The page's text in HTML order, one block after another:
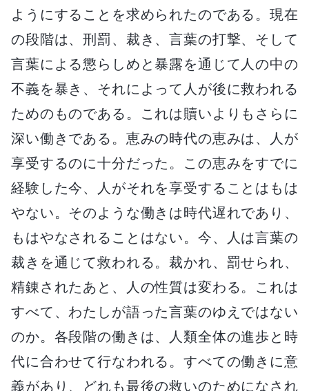
ようにすることを求められたのである。現在
の段階は、刑罰、裁き、言葉の打撃、そして
言葉による懲らしめと暴露を通じて人の中の
不義を暴き、それによって人が後に救われる
ためのものである。これは贖いよりもさらに
深い働きである。恵みの時代の恵みは、人が
享受するのに十分だった。この恵みをすでに
経験した今、人がそれを享受することはもは
やない。そのような働きは時代遅れであり、
もはやなされることはない。今、人は言葉の
裁きを通じて救われる。裁かれ、罰せられ、
精錬されたあと、人の性質は変わる。これは
すべて、わたしが語った言葉のゆえではない
のか。各段階の働きは、人類全体の進歩と時
代に合わせて行なわれる。すべての働きに意
義があり、どれも最後の救いのためになされ